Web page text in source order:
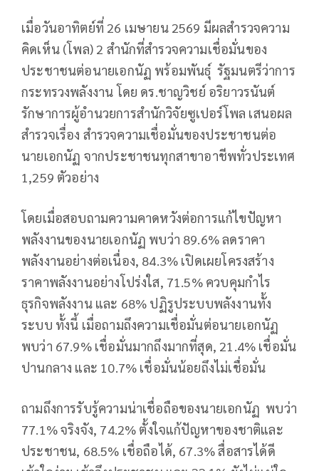
เมื่อวันอาทิตย์ที่ 26 เมษายน 2569 มีผลสำรวจความ
คิดเห็น (โพล) 2 สำนักที่สำรวจความเชื่อมั่นของ
ประชาชนต่อนายเอกนัฏ พร้อมพันธุ์ รัฐมนตรีว่าการ
กระทรวงพลังงาน โดย ดร.ชาญวิชย์ อริยาวรนันต์
รักษาการผู้อำนวยการสำนักวิจัยซูเปอร์โพล เสนอผล
สำรวจเรื่อง สำรวจความเชื่อมั่นของประชาชนต่อ
นายเอกนัฏ จากประชาชนทุกสาขาอาชีพทั่วประเทศ
1,259 ตัวอย่าง
โดยเมื่อสอบถามความคาดหวังต่อการแก้ไขปัญหา
พลังงานของนายเอกนัฏ พบว่า 89.6% ลดราคา
พลังงานอย่างต่อเนื่อง, 84.3% เปิดเผยโครงสร้าง
ราคาพลังงานอย่างโปร่งใส, 71.5% ควบคุมกำไร
ธุรกิจพลังงาน และ 68% ปฏิรูประบบพลังงานทั้ง
ระบบ ทั้งนี้ เมื่อถามถึงความเชื่อมั่นต่อนายเอกนัฏ
พบว่า 67.9% เชื่อมั่นมากถึงมากที่สุด, 21.4% เชื่อมั่น
ปานกลาง และ 10.7% เชื่อมั่นน้อยถึงไม่เชื่อมั่น
ถามถึงการรับรู้ความน่าเชื่อถือของนายเอกนัฏ พบว่า
77.1% จริงจัง, 74.2% ตั้งใจแก้ปัญหาของชาติและ
ประชาชน, 68.5% เชื่อถือได้, 67.3% สื่อสารได้ดี